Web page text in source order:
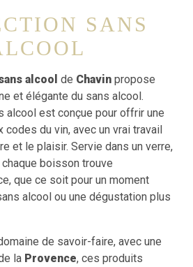
SANS
alcool de Chavin propose
et élégante du sans alcool.
alcool est conçue pour offrir une
codes du vin, avec un vrai travail
et le plaisir. Servie dans un verre,
boisson trouve
que ce soit pour un moment
alcool ou une dégustation plus
de savoir-faire, avec une
la Provence, ces produits